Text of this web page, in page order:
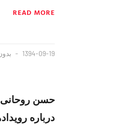
READ MORE
1394-09-19
حسن